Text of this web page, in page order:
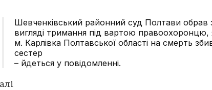
Шевченківський районний суд Полтави обрав
вигляді тримання під вартою
м. Карлівка Полтавської області на смерть
сестер
– йдеться у повідомленні.